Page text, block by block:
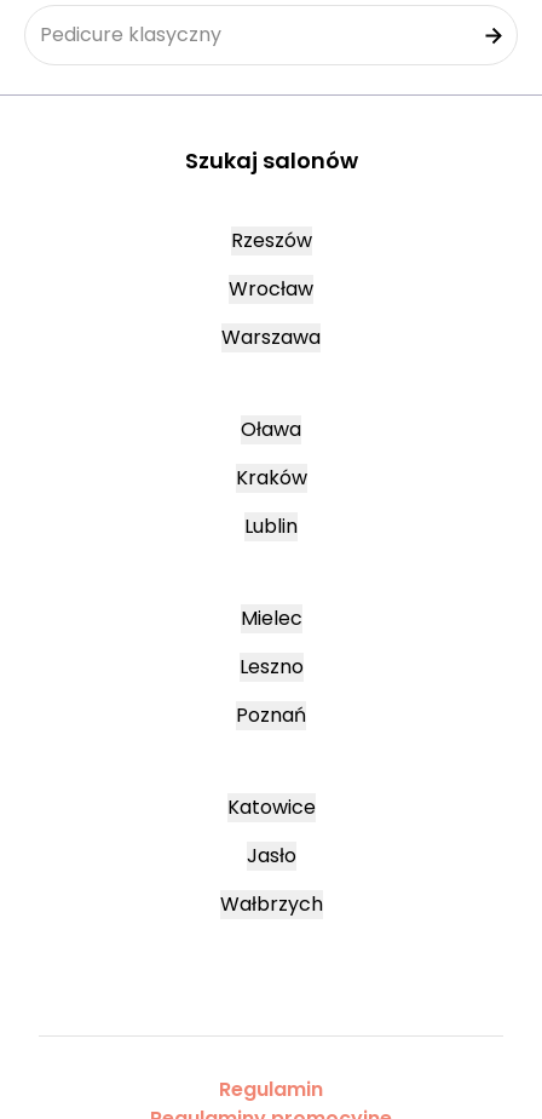
Pedicure klasyczny
Szukaj salonów
Rzeszów
Wrocław
Warszawa
Oława
Kraków
Lublin
Mielec
Leszno
Poznań
Katowice
Jasło
Wałbrzych
Regulamin